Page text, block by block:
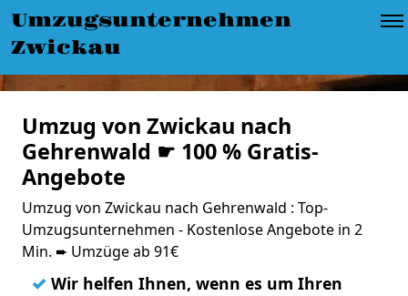
Umzugsunternehmen
Zwickau
Umzug von Zwickau nach
Gehrenwald ☛ 100 % Gratis-
Angebote
Umzug von Zwickau nach Gehrenwald : Top-
Umzugsunternehmen - Kostenlose Angebote in 2
Min. ➨ Umzüge ab 91€
✓ Wir helfen Ihnen, wenn es um Ihren